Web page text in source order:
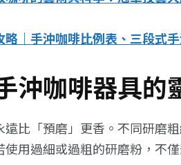
略｜手沖咖啡比例表、三段式
沖咖啡器具的
比「預磨」更香。不同研磨
用過細或過粗的研磨粉，不